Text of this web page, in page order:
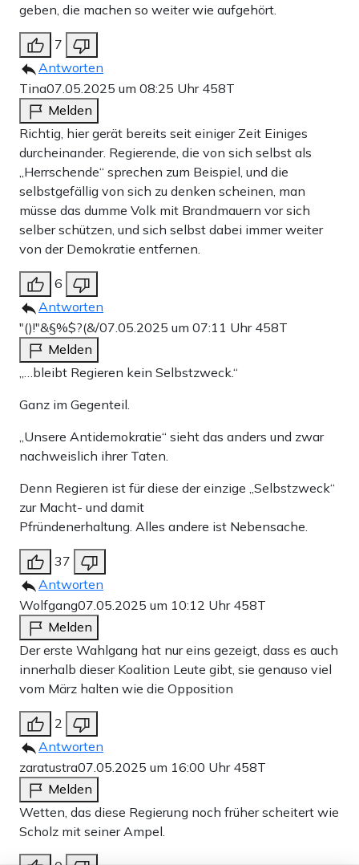
geben, die machen so weiter wie aufgehört.
7
Antworten
Tina07.05.2025 um 08:25 Uhr 458T
Melden
Richtig, hier gerät bereits seit einiger Zeit Einiges
durcheinander. Regierende, die von sich selbst als
„Herrschende“ sprechen zum Beispiel, und die
selbstgefällig von sich zu denken scheinen, man
müsse das dumme Volk mit Brandmauern vor sich
selber schützen, und sich selbst dabei immer weiter
von der Demokratie entfernen.
6
Antworten
"()!"&§%$?(&/07.05.2025 um 07:11 Uhr 458T
Melden
„…bleibt Regieren kein Selbstzweck.“
Ganz im Gegenteil.
„Unsere Antidemokratie“ sieht das anders und zwar
nachweislich ihrer Taten.
Denn Regieren ist für diese der einzige „Selbstzweck“
zur Macht- und damit
Pfründenerhaltung. Alles andere ist Nebensache.
37
Antworten
Wolfgang07.05.2025 um 10:12 Uhr 458T
Melden
Der erste Wahlgang hat nur eins gezeigt, dass es auch
innerhalb dieser Koalition Leute gibt, sie genauso viel
vom März halten wie die Opposition
2
Antworten
zaratustra07.05.2025 um 16:00 Uhr 458T
Melden
Wetten, das diese Regierung noch früher scheitert wie
Scholz mit seiner Ampel.